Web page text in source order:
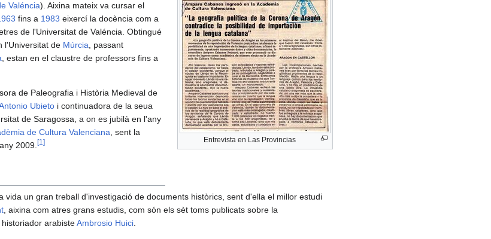
Entrevista en Las Provincias
Valéncia). Aixina mateix va cursar el
fins a 1983 eixercí la docència com a
de l'Universitat de Valéncia. Obtingué
l'Universitat de Múrcia , passant
, estan en el claustre de professors fins a
de Paleografia i Història Medieval de
Ubieto i continuadora de la seua
de Saragossa, a on es jubilà en l'any
de Cultura Valenciana , sent la
2009. [1 ]
vida un gran treball d'investigació de documents històrics, sent d'ella el millor estudi
, aixina com atres grans estudis, com són els sèt toms publicats sobre la
arabisteAmbrosio Huici